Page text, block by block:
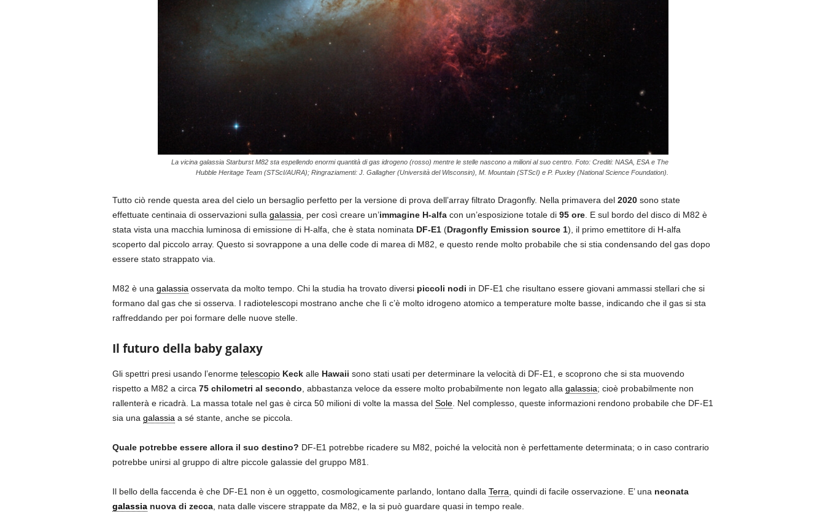
La vicina galassia Starburst M82 sta espellendo enormi quantità di gas idrogeno (rosso) mentre le stelle nascono a milioni al suo centro. Foto: Crediti: NASA, ESA e The
Hubble Heritage Team (STScI/AURA); Ringraziamenti: J. Gallagher (Università del Wisconsin), M. Mountain (STScI) e P. Puxley (National Science Foundation).
Tutto ciò rende questa area del cielo un bersaglio perfetto per la versione di prova dell’array filtrato Dragonfly. Nella primavera del 2020sono state
effettuate centinaia di osservazioni sulla galassia , per così creare un’immagine H-alfacon un’esposizione totale di 95 ore. E sul bordo del disco di M82 è
stata vista una macchia luminosa di emissione di H-alfa, che è stata nominata DF-E1(Dragonfly Emission source 1), il primo emettitore di H-alfa
scoperto dal piccolo array. Questo si sovrappone a una delle code di marea di M82, e questo rende molto probabile che si stia condensando del gas dopo
essere stato strappato via.
M82 è una galassia osservata da molto tempo. Chi la studia ha trovato diversi piccoli nodi in DF-E1 che risultano essere giovani ammassi stellari che si
formano dal gas che si osserva. I radiotelescopi mostrano anche che lì c’è molto idrogeno atomico a temperature molte basse, indicando che il gas si sta
raffreddando per poi formare delle nuove stelle.
Il futuro della baby galaxy
Gli spettri presi usando l’enorme telescopioKeckalle Hawaii sono stati usati per determinare la velocità di DF-E1, e scoprono che si sta muovendo
rispetto a M82 a circa 75 chilometri al secondo , abbastanza veloce da essere molto probabilmente non legato alla galassia; cioè probabilmente non
rallenterà e ricadrà. La massa totale nel gas è circa 50 milioni di volte la massa del Sole. Nel complesso, queste informazioni rendono probabile che DF-E1
sia una galassia a sé stante, anche se piccola.
Quale potrebbe essere allora il suo destino? DF-E1 potrebbe ricadere su M82, poiché la velocità non è perfettamente determinata; o in caso contrario
potrebbe unirsi al gruppo di altre piccole galassie del gruppo M81.
Il bello della faccenda è che DF-E1 non è un oggetto, cosmologicamente parlando, lontano dalla Terra , quindi di facile osservazione. E’ una neonata
galassianuova di zecca, nata dalle viscere strappate da M82, e la si può guardare quasi in tempo reale.